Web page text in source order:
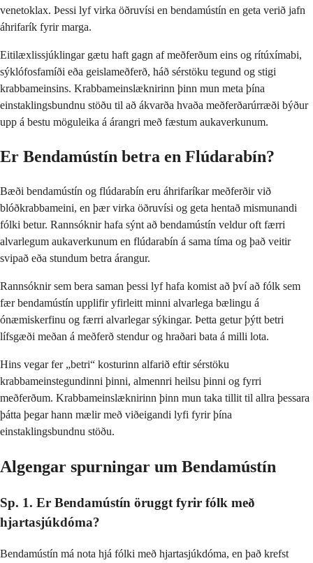
venetoklax. Þessi lyf virka öðruvísi en bendamústín en geta verið jafn
áhrifarík fyrir marga.
Eitilæxlissjúklingar gætu haft gagn af meðferðum eins og rítúxímabi,
sýklófosfamíði eða geislameðferð, háð sérstöku tegund og stigi
krabbameinsins. Krabbameinslæknirinn þinn mun meta þína
einstaklingsbundnu stöðu til að ákvarða hvaða meðferðarúrræði býður
upp á bestu möguleika á árangri með fæstum aukaverkunum.
Er Bendamústín betra en Flúdarabín?
Bæði bendamústín og flúdarabín eru áhrifaríkar meðferðir við
blóðkrabbameini, en þær virka öðruvísi og geta hentað mismunandi
fólki betur. Rannsóknir hafa sýnt að bendamústín veldur oft færri
alvarlegum aukaverkunum en flúdarabín á sama tíma og það veitir
svipað eða stundum betra árangur.
Rannsóknir sem bera saman þessi lyf hafa komist að því að fólk sem
fær bendamústín upplifir yfirleitt minni alvarlega bælingu á
ónæmiskerfinu og færri alvarlegar sýkingar. Þetta getur þýtt betri
lífsgæði meðan á meðferð stendur og hraðari bata á milli lota.
Hins vegar fer „betri“ kosturinn alfarið eftir sérstöku
krabbameinstegundinni þinni, almennri heilsu þinni og fyrri
meðferðum. Krabbameinslæknirinn þinn mun taka tillit til allra þessara
þátta þegar hann mælir með viðeigandi lyfi fyrir þína
einstaklingsbundnu stöðu.
Algengar spurningar um Bendamústín
Sp. 1. Er Bendamústín öruggt fyrir fólk með
hjartasjúkdóma?
Bendamústín má nota hjá fólki með hjartasjúkdóma, en það krefst